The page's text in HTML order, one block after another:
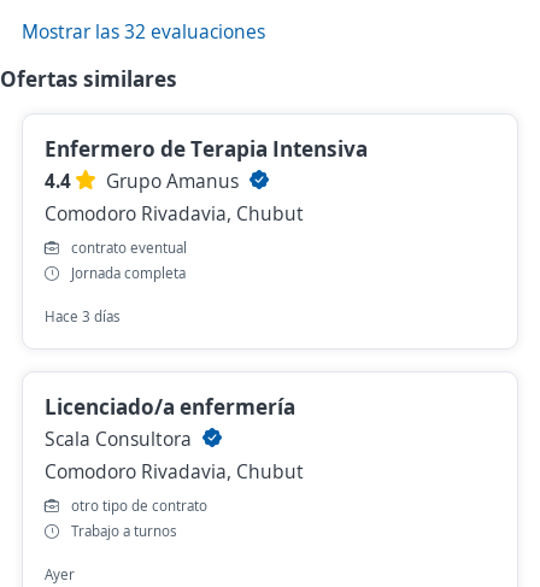
Mostrar las 32 evaluaciones
Ofertas similares
Enfermero de Terapia Intensiva
4.4
Grupo Amanus
Comodoro Rivadavia, Chubut
contrato eventual
Jornada completa
Hace 3 días
Licenciado/a enfermería
Scala Consultora
Comodoro Rivadavia, Chubut
otro tipo de contrato
Trabajo a turnos
Ayer